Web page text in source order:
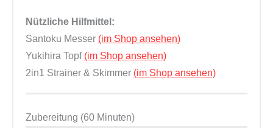
Nützliche Hilfmittel:
Santoku Messer (im Shop ansehen)
Yukihira Topf (im Shop ansehen)
2in1 Strainer & Skimmer (im Shop ansehen)
Zubereitung (60 Minuten)